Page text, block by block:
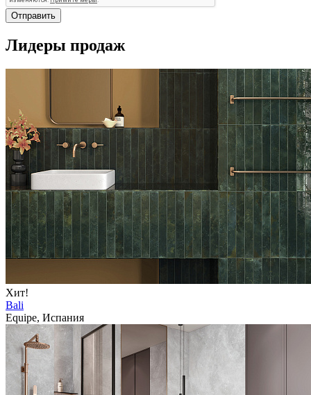
Отправить
Лидеры продаж
Хит!
Bali
Equipe, Испания